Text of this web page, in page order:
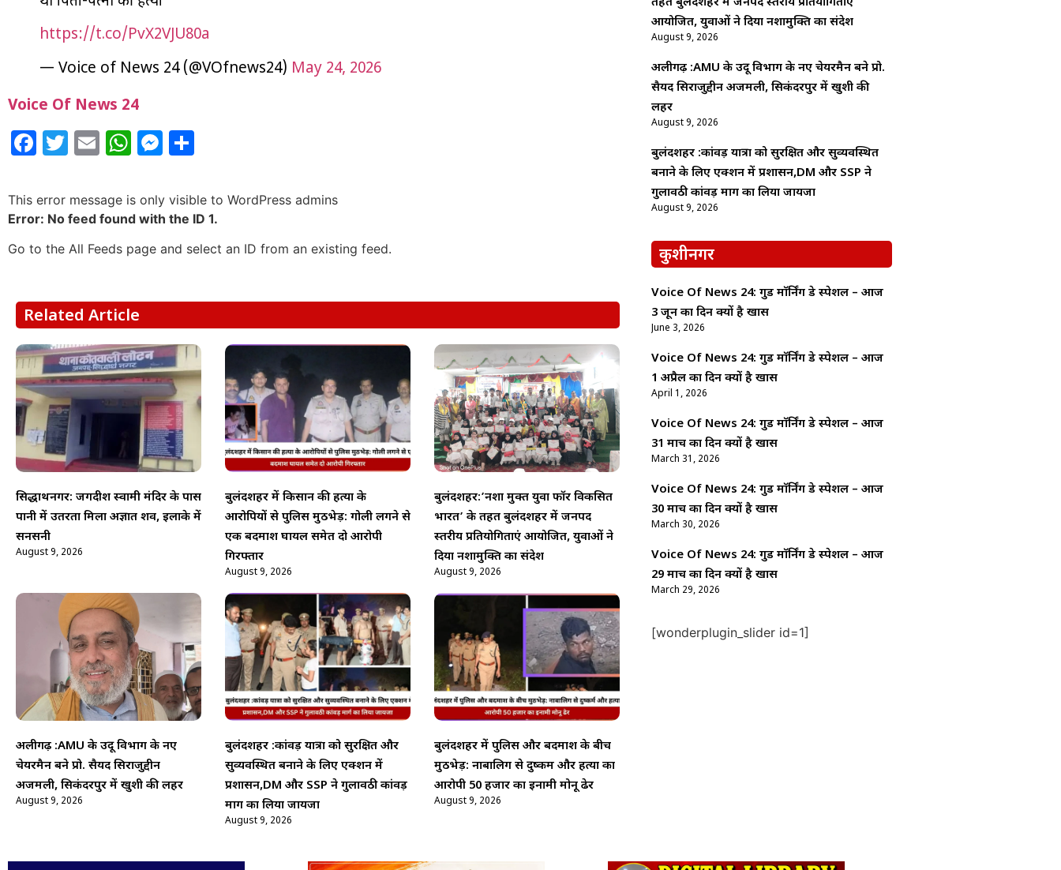
https://t.co/PvX2VJU80a
— Voice of News 24 (@VOfnews24) May 24, 2026
Voice Of News 24
Facebook
Twitter
EmailWhatsApp
Messenger
This error message is only visible to WordPress admins
Error: No feed found with the ID 1.
Go to the All Feeds page and select an ID from an existing feed.
Related Article
सिद्धार्थनगर: जगदीश स्वामी मंदिर के पास
पानी में उतरता मिला अज्ञात शव, इलाके में
सनसनी
August 9, 2026
बुलंदशहर में किसान की हत्या के
आरोपियों से पुलिस मुठभेड़: गोली लगने से
एक बदमाश घायल समेत दो आरोपी
गिरफ्तार
August 9, 2026
बुलंदशहर:’नशा मुक्त युवा फॉर विकसित
भारत’ के तहत बुलंदशहर में जनपद
स्तरीय प्रतियोगिताएं आयोजित, युवाओं ने
दिया नशामुक्ति का संदेश
August 9, 2026
अलीगढ़ :AMU के उर्दू विभाग के नए
चेयरमैन बने प्रो. सैयद सिराजुद्दीन
अजमली, सिकंदरपुर में खुशी की लहर
August 9, 2026
बुलंदशहर :कांवड़ यात्रा को सुरक्षित और
सुव्यवस्थित बनाने के लिए एक्शन में
प्रशासन,DM और SSP ने गुलावठी कांवड़
मार्ग का लिया जायजा
August 9, 2026
बुलंदशहर में पुलिस और बदमाश के बीच
मुठभेड़: नाबालिग से दुष्कर्म और हत्या का
आरोपी 50 हजार का इनामी मोनू ढेर
August 9, 2026
आयोजित, युवाओं ने दिया नशामुक्ति का संदेश
August 9, 2026
अलीगढ़ :AMU के उर्दू विभाग के नए चेयरमैन बने प्रो.
सैयद सिराजुद्दीन अजमली, सिकंदरपुर में खुशी की
लहर
August 9, 2026
बुलंदशहर :कांवड़ यात्रा को सुरक्षित और सुव्यवस्थित
बनाने के लिए एक्शन में प्रशासन,DM और SSP ने
गुलावठी कांवड़ मार्ग का लिया जायजा
August 9, 2026
कुशीनगर
Voice Of News 24: गुड माॅर्निंग डे स्पेशल – आज
3 जून का दिन क्यों है खास
June 3, 2026
Voice Of News 24: गुड माॅर्निंग डे स्पेशल – आज
1 अप्रैल का दिन क्यों है खास
April 1, 2026
Voice Of News 24: गुड माॅर्निंग डे स्पेशल – आज
31 मार्च का दिन क्यों है खास
March 31, 2026
Voice Of News 24: गुड माॅर्निंग डे स्पेशल – आज
30 मार्च का दिन क्यों है खास
March 30, 2026
Voice Of News 24: गुड माॅर्निंग डे स्पेशल – आज
29 मार्च का दिन क्यों है खास
March 29, 2026
[wonderplugin_slider id=1]